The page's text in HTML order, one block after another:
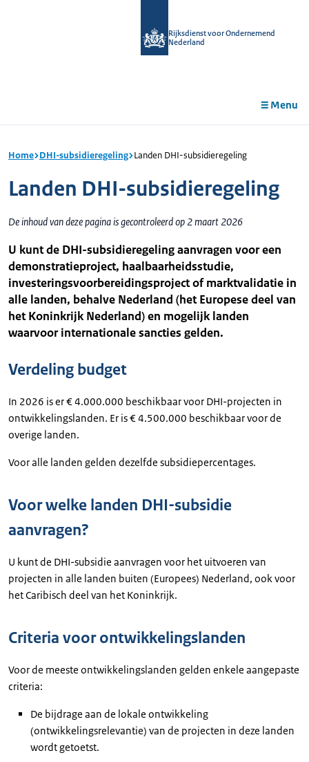
Rijksdienst voor Ondernemend
Nederland
Menu
Home DHI-subsidieregeling Landen DHI-subsidieregeling
Landen DHI-subsidieregeling
De inhoud van deze pagina is gecontroleerd op 2 maart 2026
U kunt de DHI-subsidieregeling aanvragen voor een
demonstratieproject, haalbaarheidsstudie,
investeringsvoorbereidingsproject of marktvalidatie in
alle landen, behalve Nederland (het Europese deel van
het Koninkrijk Nederland) en mogelijk landen
waarvoor internationale sancties gelden.
Verdeling budget
In 2026 is er € 4.000.000 beschikbaar voor DHI-projecten in
ontwikkelingslanden. Er is € 4.500.000 beschikbaar voor de
overige landen.
Voor alle landen gelden dezelfde subsidiepercentages.
Voor welke landen DHI-subsidie
aanvragen?
U kunt de DHI-subsidie aanvragen voor het uitvoeren van
projecten in alle landen buiten (Europees) Nederland, ook voor
het Caribisch deel van het Koninkrijk.
Criteria voor ontwikkelingslanden
Voor de meeste ontwikkelingslanden gelden enkele aangepaste
criteria:
De bijdrage aan de lokale ontwikkeling
(ontwikkelingsrelevantie) van de projecten in deze landen
wordt getoetst.